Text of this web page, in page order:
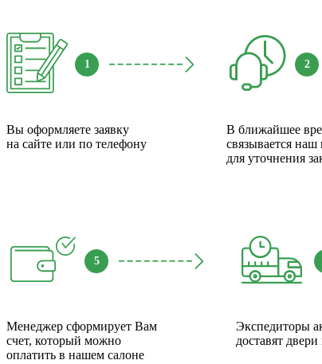
1
Вы оформляете заявку
на сайте или по телефону
2
В ближайшее
связывается
для уточнения
5
Менеджер сформирует Вам
счет, который можно
оплатить в нашем салоне
Экспедиторы
доставят